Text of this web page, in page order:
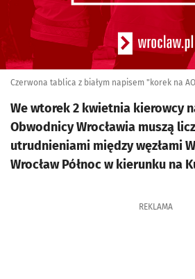
Czerwona tablica z białym napisem "korek na
We wtorek 2 kwietnia kierowcy
Obwodnicy Wrocławia muszą
utrudnieniami między węzłami
Wrocław Północ w kierunku na
REKLAMA